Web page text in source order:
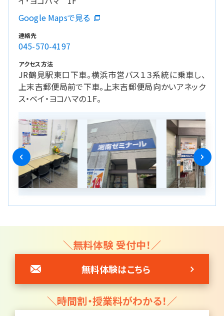
Google Mapsで見る
連絡先
045-570-4197
アクセス方法
JR鶴見駅東口下車。横浜市営バス１３系統に乗車し、
上末吉郵便局前で下車。上末吉郵便局向かいアネック
ス・ベイ・ヨコハマの１F。
＼無料体験 受付中！／
無料体験はこちら
＼時間割・授業料がわかる！／